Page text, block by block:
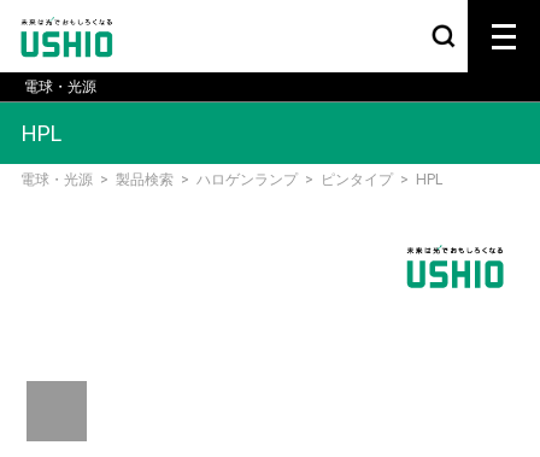
電球・光源
HPL
電球・光源 > 製品検索 > ハロゲンランプ > ピンタイプ > HPL